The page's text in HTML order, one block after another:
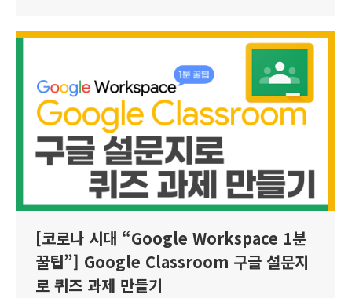
[코로나 시대 “Google Workspace 1분
꿀팁”] Google Classroom 구글 설문지
로 퀴즈 과제 만들기